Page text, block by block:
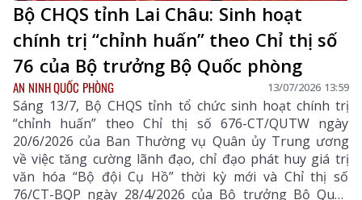
Bộ CHQS tỉnh Lai Châu: Sinh hoạt
chính trị “chỉnh huấn” theo Chỉ thị số
76 của Bộ trưởng Bộ Quốc phòng
AN NINH QUỐC PHÒNG 13/07/2026 13:59
Sáng 13/7, Bộ CHQS tỉnh tổ chức sinh hoạt chính trị
“chỉnh huấn” theo Chỉ thị số 676-CT/QUTW ngày
20/6/2026 của Ban Thường vụ Quân ủy Trung ương
về việc tăng cường lãnh đạo, chỉ đạo phát huy giá trị
văn hóa “Bộ đội Cụ Hồ” thời kỳ mới và Chỉ thị số
76/CT-BQP ngày 28/4/2026 của Bộ trưởng Bộ Quốc